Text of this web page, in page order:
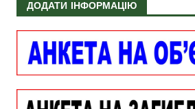
ДОДАТИ ІНФОРМАЦІЮ